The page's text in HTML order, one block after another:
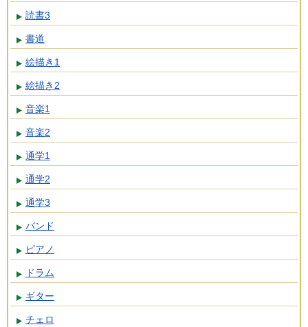
読書3
書道
絵描き1
絵描き2
音楽1
音楽2
通学1
通学2
通学3
バンド
ピアノ
ドラム
ギター
チェロ